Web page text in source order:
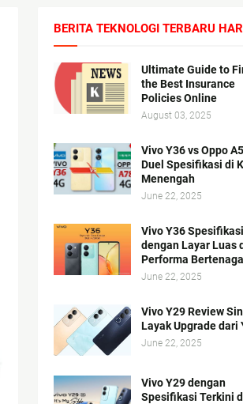
BERITA TEKNOLOGI TERBARU
Ultimate Guide to
the Best Insurance
Policies Online
August 03, 2025
Vivo Y36 vs Oppo
Duel Spesifikasi di
Menengah
June 22, 2025
Vivo Y36 Spesifikasi
dengan Layar Luas
Performa Bertenaga
June 22, 2025
Vivo Y29 Review
Layak Upgrade dari
June 22, 2025
Vivo Y29 dengan
Spesifikasi Terkini